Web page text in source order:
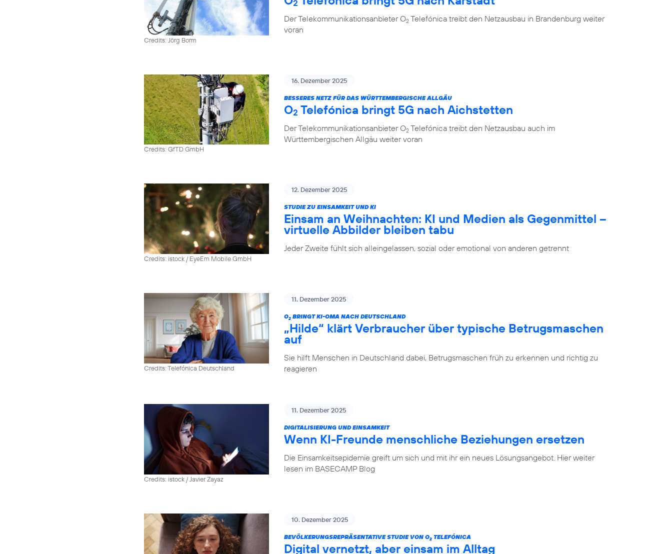
Credits: Jörg Borm
2
Der Telekommunikationsanbieter O2 Telefónica treibt den Netzausbau in Brandenburg weiter
voran
Credits: GfTD GmbH
16. Dezember 2025
BESSERES NETZ FÜR DAS WÜRTTEMBERGISCHE ALLGÄU
O2 Telefónica bringt 5G nach Aichstetten
Der Telekommunikationsanbieter O2 Telefónica treibt den Netzausbau auch im
Württembergischen Allgäu weiter voran
Credits: istock / EyeEm Mobile GmbH
12. Dezember 2025
STUDIE ZU EINSAMKEIT UND KI
Einsam an Weihnachten: KI und Medien als Gegenmittel –
virtuelle Abbilder bleiben tabu
Jeder Zweite fühlt sich alleingelassen, sozial oder emotional von anderen getrennt
Credits: Telefónica Deutschland
11. Dezember 2025
O2 BRINGT KI-OMA NACH DEUTSCHLAND
„Hilde“ klärt Verbraucher über typische Betrugsmaschen
auf
Sie hilft Menschen in Deutschland dabei, Betrugsmaschen früh zu erkennen und richtig zu
reagieren
Credits: istock / Javier Zayaz
11. Dezember 2025
DIGITALISIERUNG UND EINSAMKEIT
Wenn KI-Freunde menschliche Beziehungen ersetzen
Die Einsamkeitsepidemie greift um sich und mit ihr ein neues Lösungsangebot. Hier weiter
lesen im BASECAMP Blog
10. Dezember 2025
BEVÖLKERUNGSREPRÄSENTATIVE STUDIE VON O2 TELEFÓNICA
Digital vernetzt, aber einsam im Alltag